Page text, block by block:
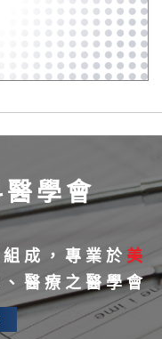
學會
成，專業於 美
醫療之醫學會